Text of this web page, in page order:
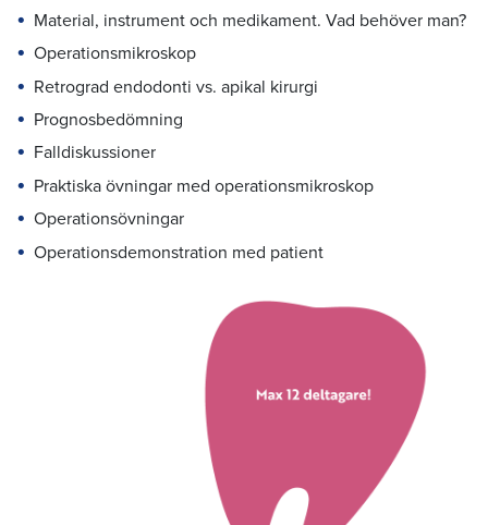
Material, instrument och medikament. Vad behöver man?
Operationsmikroskop
Retrograd endodonti vs. apikal kirurgi
Prognosbedömning
Falldiskussioner
Praktiska övningar med operationsmikroskop
Operationsövningar
Operationsdemonstration med patient